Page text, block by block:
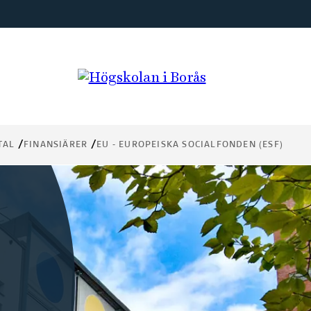
FINANSIÄRER EU - EUROPEISKA SOCIALFONDEN (ESF)